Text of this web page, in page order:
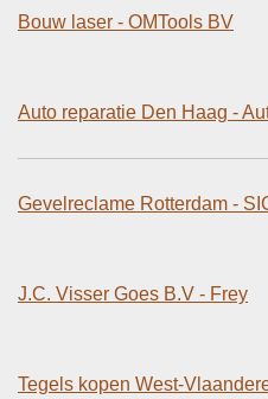
Bouw laser - OMTools BV
Auto reparatie Den Haag -
Gevelreclame Rotterdam -
J.C. Visser Goes B.V - Frey
Tegels kopen West-